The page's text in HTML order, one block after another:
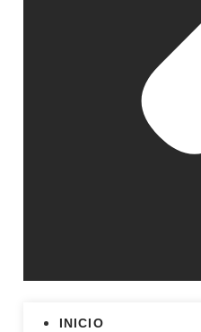
INICIO